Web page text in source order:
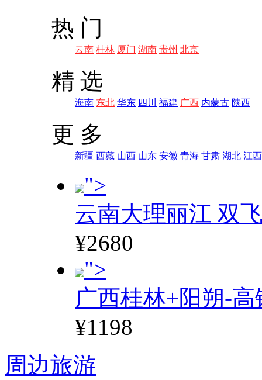
热 门
云南 桂林 厦门 湖南 贵州 北京
精 选
海南 东北 华东 四川 福建 广西 内蒙古 陕西
更 多
新疆 西藏 山西 山东 安徽 青海 甘肃 湖北 江西
">
云南大理丽江 双
¥2680
">
广西桂林+阳朔-高
¥1198
周边旅游